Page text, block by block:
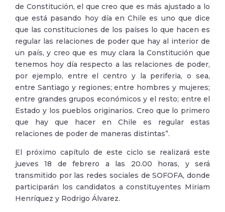
de Constitución, el que creo que es más ajustado a lo
que está pasando hoy día en Chile es uno que dice
que las constituciones de los países lo que hacen es
regular las relaciones de poder que hay al interior de
un país, y creo que es muy clara la Constitución que
tenemos hoy día respecto a las relaciones de poder,
por ejemplo, entre el centro y la periferia, o sea,
entre Santiago y regiones; entre hombres y mujeres;
entre grandes grupos económicos y el resto; entre el
Estado y los pueblos originarios. Creo que lo primero
que hay que hacer en Chile es regular estas
relaciones de poder de maneras distintas”.
El próximo capítulo de este ciclo se realizará este
jueves 18 de febrero a las 20.00 horas, y será
transmitido por las redes sociales de SOFOFA, donde
participarán los candidatos a constituyentes Miriam
Henríquez y Rodrigo Álvarez.